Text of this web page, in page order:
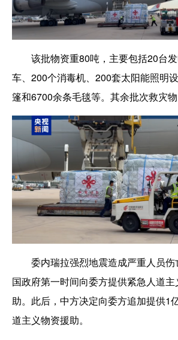
该批物资重80吨，主要包括20台发
车、200个消毒机、200套太阳能照明
篷和6700余条毛毯等。其余批次救灾物
委内瑞拉强烈地震造成严重人员伤
国政府第一时间向委方提供紧急人道
助。此后，中方决定向委方追加提供1
道主义物资援助。